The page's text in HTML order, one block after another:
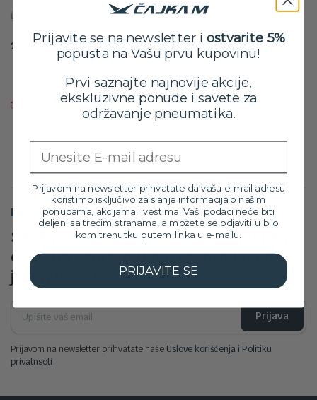
245/70 R17.5 MATADOR THR5 TRAILER 143L
sa PDV-om
Proizvod trenutno nije na zalihama. Molimo vas da nas pozovete
za više informacija na broj: 032/546-10-11
Prijavite se na newsletter
Šaljemo Vam poruke sa informacijama
o novim proizvodima, rasprodajama i
još mnogo toga
Prijava
Prijavom na newsletter prihvatate naše Uslove korišćenja i Politiku
privatnsoti
Prijavite se na newsletter i ostvarite 5%
popusta na Vašu prvu kupovinu!
Prvi saznajte najnovije akcije,
ekskluzivne ponude i savete za
održavanje pneumatika.
Prijavom na newsletter prihvatate da vašu e-mail adresu
koristimo isključivo za slanje informacija o našim
ponudama, akcijama i vestima. Vaši podaci neće biti
deljeni sa trećim stranama, a možete se odjaviti u bilo
kom trenutku putem linka u e-mailu.
PRIJAVITE SE